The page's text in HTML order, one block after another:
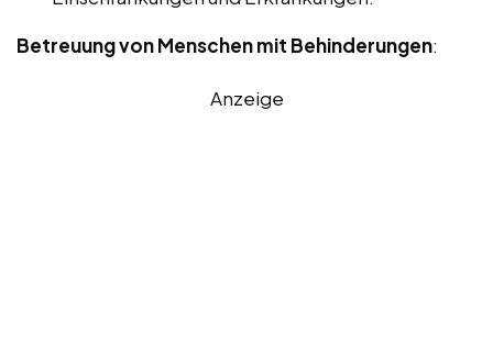
Betreuung von Menschen mit Behinderungen:
Anzeige